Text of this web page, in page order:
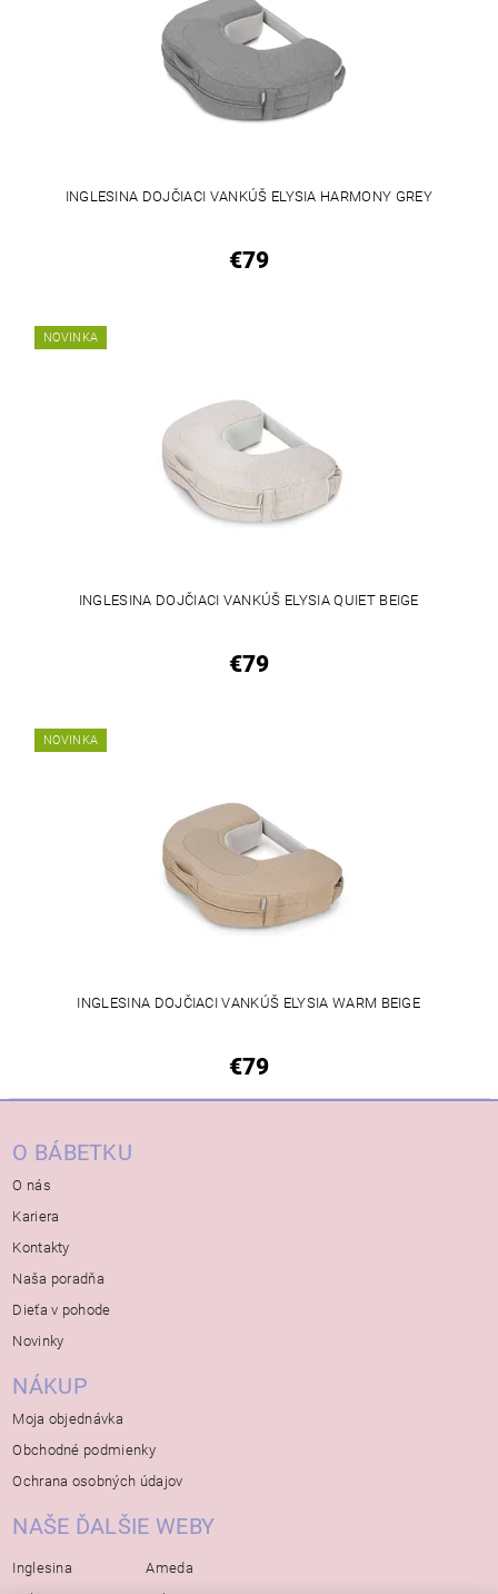
INGLESINA DOJČIACI VANKÚŠ ELYSIA HARMONY GREY
€79
NOVINKA
INGLESINA DOJČIACI VANKÚŠ ELYSIA QUIET BEIGE
€79
NOVINKA
INGLESINA DOJČIACI VANKÚŠ ELYSIA WARM BEIGE
€79
O BÁBETKU
O nás
Kariera
Kontakty
Naša poradňa
Dieťa v pohode
Novinky
NÁKUP
Moja objednávka
Obchodné podmienky
Ochrana osobných údajov
NAŠE ĎALŠIE WEBY
Inglesina
Ameda